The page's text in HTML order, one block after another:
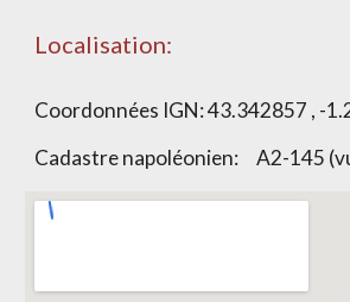
Localisation:
Coordonnées IGN: 43.342857 , -
Cadastre napoléonien: A2-145